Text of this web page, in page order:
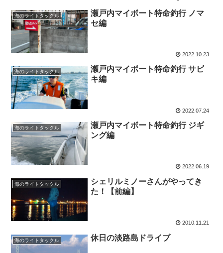
海のライトタックル
瀬戸内マイボート特命釣行 ノマ
セ編
2022.10.23
海のライトタックル
瀬戸内マイボート特命釣行 サビ
キ編
2022.07.24
海のライトタックル
瀬戸内マイボート特命釣行 ジギ
ング編
2022.06.19
海のライトタックル
シェリルミノーさんがやってき
た！【前編】
2010.11.21
海のライトタックル 休日の淡路島ドライブ